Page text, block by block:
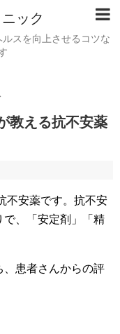
ック
スを向上させるコツな
教える抗不安薬
不安薬です。抗不安
で、「安定剤」「精
、患者さんからの評